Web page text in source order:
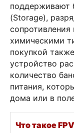
поддерживают
(Storage),
химическими
покупкой
устройство
количество
питания,
дома или в
Что такое